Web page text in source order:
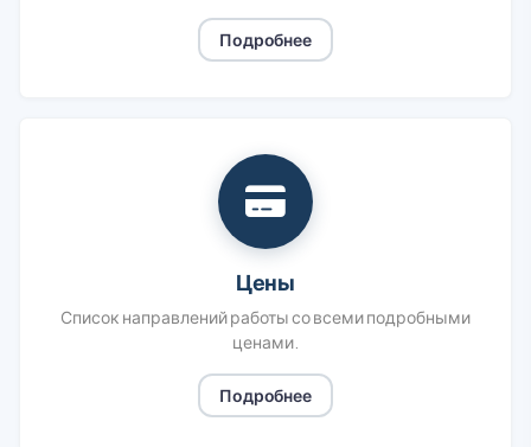
Подробнее
Цены
Список направлений работы со всеми подробными
ценами.
Подробнее